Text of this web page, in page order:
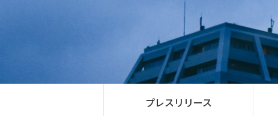
プレスリリース